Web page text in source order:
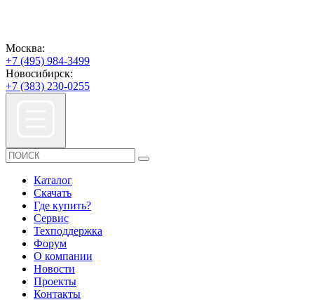
Москва:
+7 (495) 984-3499
Новосибирск:
+7 (383) 230-0255
Каталог
Скачать
Где купить?
Сервис
Техподдержка
Форум
О компании
Новости
Проекты
Контакты